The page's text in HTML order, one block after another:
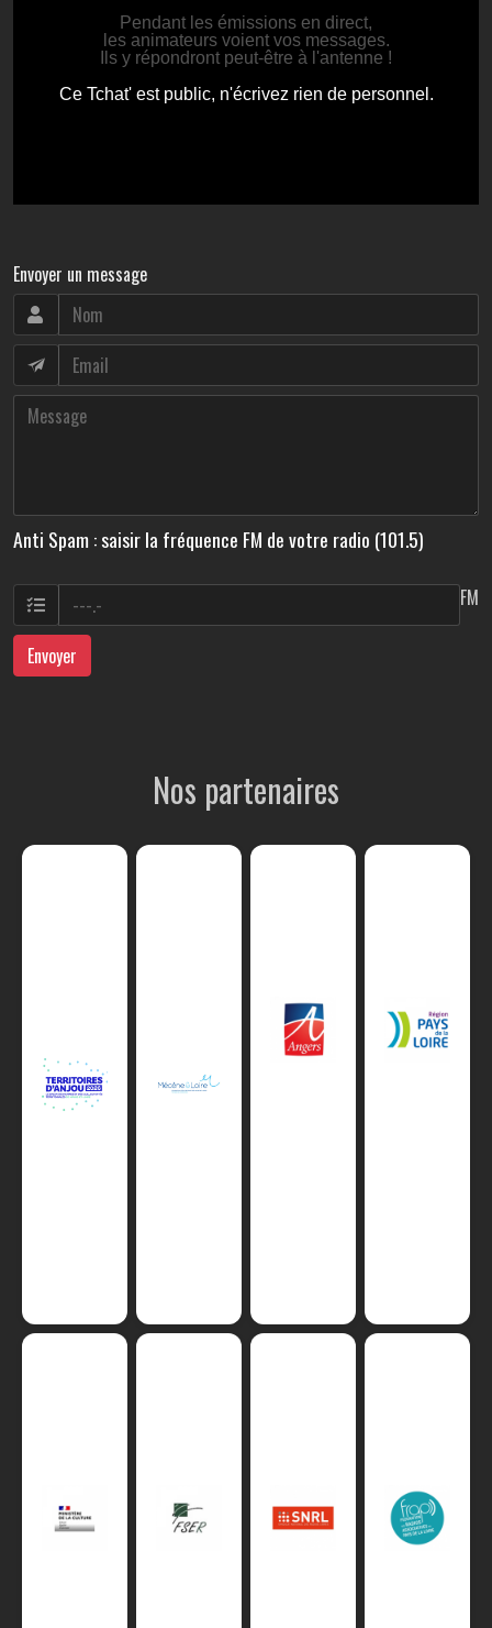
Envoyer un message
Anti Spam : saisir la fréquence FM de votre radio (101.5)
FM
Envoyer
Nos partenaires